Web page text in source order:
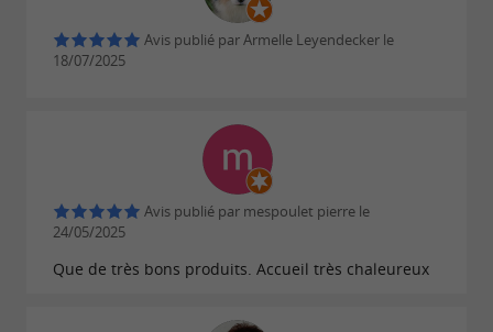
Avis publié par Armelle Leyendecker le
18/07/2025
Avis publié par mespoulet pierre le
24/05/2025
Que de très bons produits. Accueil très chaleureux